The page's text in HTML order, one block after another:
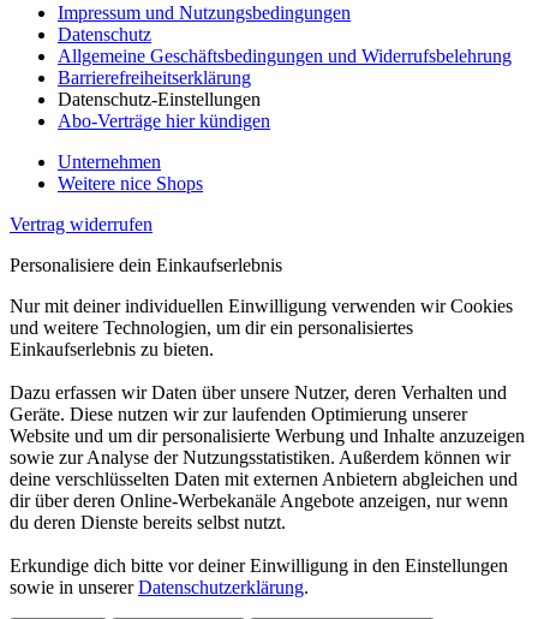
Impressum und Nutzungsbedingungen
Datenschutz
Allgemeine Geschäftsbedingungen und Widerrufsbelehrung
Barrierefreiheitserklärung
Datenschutz-Einstellungen
Abo-Verträge hier kündigen
Unternehmen
Weitere nice Shops
Vertrag widerrufen
Personalisiere dein Einkaufserlebnis
Nur mit deiner individuellen Einwilligung verwenden wir Cookies
und weitere Technologien, um dir ein personalisiertes
Einkaufserlebnis zu bieten.
Dazu erfassen wir Daten über unsere Nutzer, deren Verhalten und
Geräte. Diese nutzen wir zur laufenden Optimierung unserer
Website und um dir personalisierte Werbung und Inhalte anzuzeigen
sowie zur Analyse der Nutzungsstatistiken. Außerdem können wir
deine verschlüsselten Daten mit externen Anbietern abgleichen und
dir über deren Online-Werbekanäle Angebote anzeigen, nur wenn
du deren Dienste bereits selbst nutzt.
Erkundige dich bitte vor deiner Einwilligung in den Einstellungen
sowie in unsererDatenschutzerklärung.